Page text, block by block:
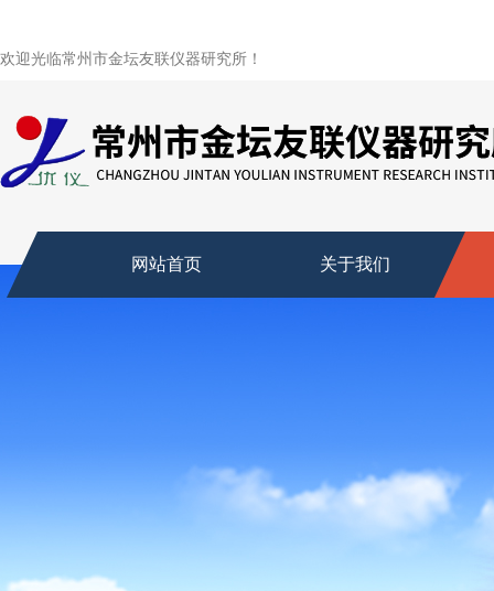
欢迎光临常州市金坛友联仪器研究所！
网站首页 关于我们